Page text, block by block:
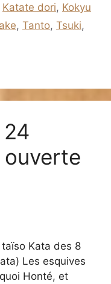
Katate dori, Kokyu
, Tanto, Tsuki,
Kata des 8
Les esquives
Honté, et